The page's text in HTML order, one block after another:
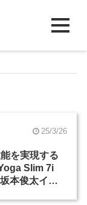
25/3/26
を実現する
Slim 7i
本俊太イン